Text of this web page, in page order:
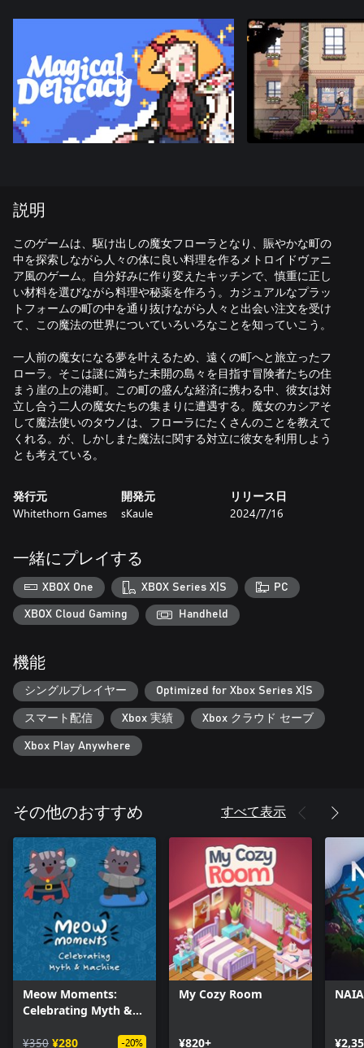
説明
このゲームは、駆け出しの魔女フローラとなり、賑やかな町の
中を探索しながら人々の体に良い料理を作るメトロイドヴァニ
ア風のゲーム。自分好みに作り変えたキッチンで、慎重に正し
い材料を選びながら料理や秘薬を作ろう。カジュアルなプラッ
トフォームの町の中を通り抜けながら人々と出会い注文を受け
て、この魔法の世界についていろいろなことを知っていこう。
一人前の魔女になる夢を叶えるため、遠くの町へと旅立ったフ
ローラ。そこは謎に満ちた未開の島々を目指す冒険者たちの住
まう崖の上の港町。この町の盛んな経済に携わる中、彼女は対
立し合う二人の魔女たちの集まりに遭遇する。魔女のカシアそ
して魔法使いのタウノは、フローラにたくさんのことを教えて
くれる。が、しかしまた魔法に関する対立に彼女を利用しよう
とも考えている。
発行元
Whitethorn Games
開発元
sKaule
リリース日
2024/7/16
一緒にプレイする
XBOX One XBOX Series X|S PC
XBOX Cloud Gaming Handheld
機能
シングルプレイヤー Optimized for Xbox Series X|S
スマート配信 Xbox 実績 Xbox クラウド セーブ
Xbox Play Anywhere
その他のおすすめ すべて表示
Meow Moments:
Celebrating Myth &
¥350 ¥280 -20%
My Cozy Room
¥820+